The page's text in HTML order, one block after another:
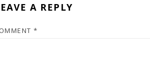
A REPLY
*